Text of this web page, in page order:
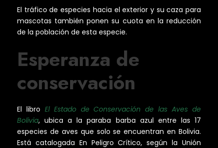
El tráfico de especies hacia el exterior y su caza para
mascotas también ponen su cuota en la reducción
de la población de esta especie.
Esperanza de
conservación
El libro El Estado de Conservación de las Aves de
Bolivia, ubica a la paraba barba azul entre las 17
especies de aves que solo se encuentran en Bolivia.
Está catalogada En Peligro Crítico, según la Unión